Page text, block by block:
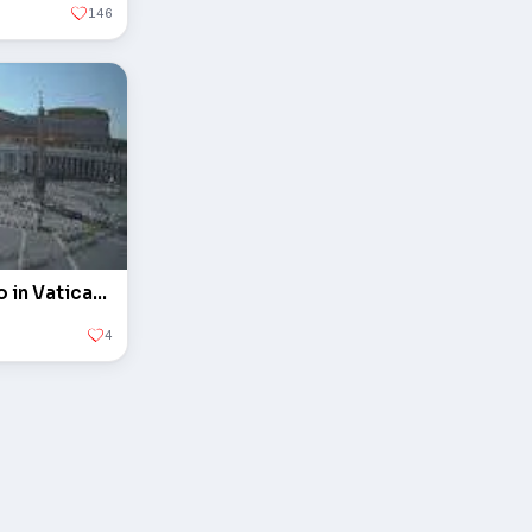
146
L'obelisco in piazza San Pietro in Vaticano
4